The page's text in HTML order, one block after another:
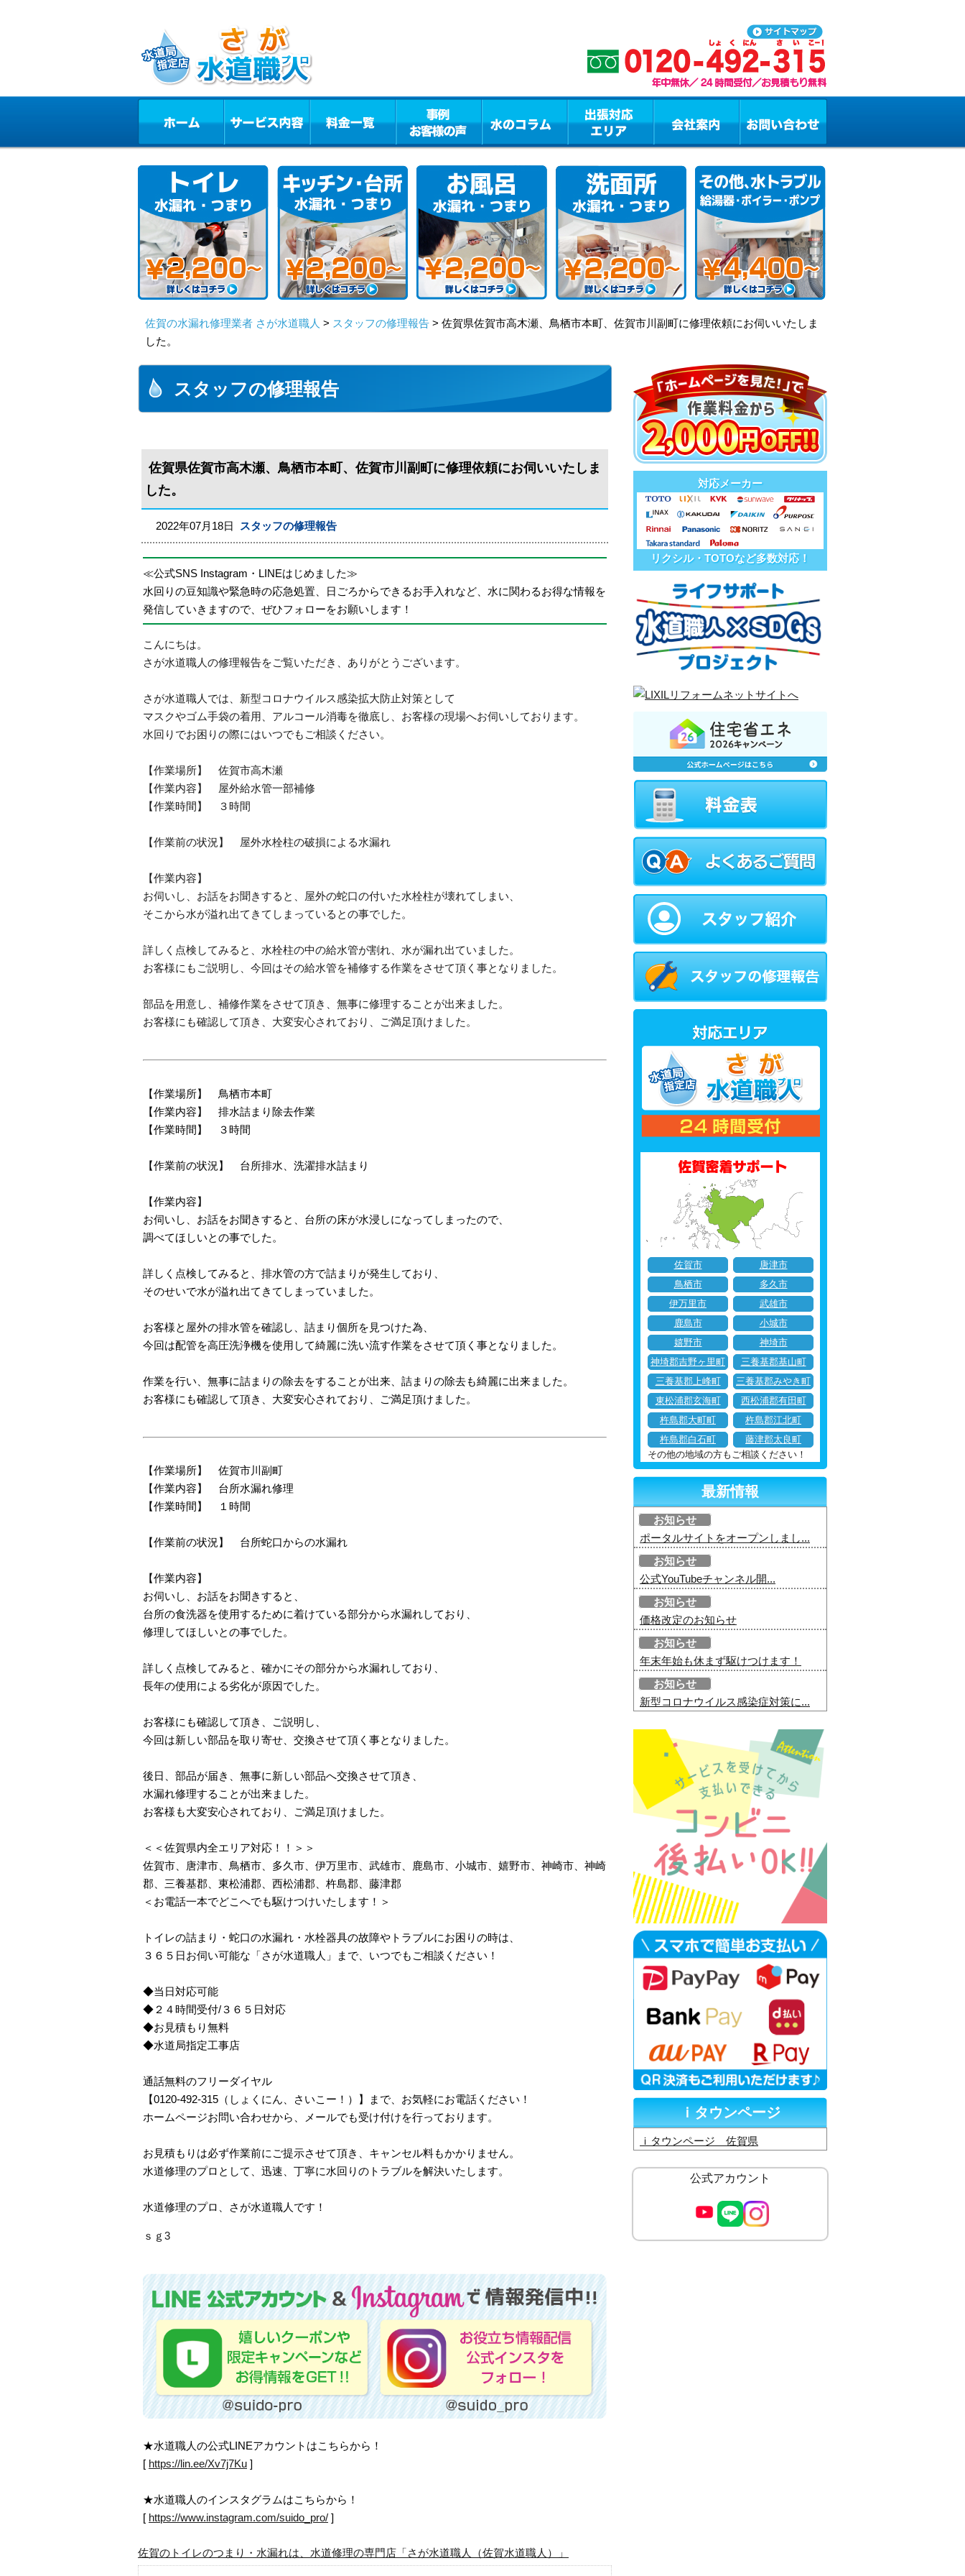
佐賀の水漏れ修理業者 さが水道職人 > スタッフの修理報告 > 佐賀県佐賀市高木瀬、鳥栖市本町、佐賀市川副町に修理依頼にお伺いいたしま
した。
スタッフの修理報告
佐賀県佐賀市高木瀬、鳥栖市本町、佐賀市川副町に修理依頼にお伺いいたしま
した。
2022年07月18日 スタッフの修理報告
≪公式SNS Instagram・LINEはじめました≫
水回りの豆知識や緊急時の応急処置、日ごろからできるお手入れなど、水に関わるお得な情報を
発信していきますので、ぜひフォローをお願いします！
こんにちは。
さが水道職人の修理報告をご覧いただき、ありがとうございます。
さが水道職人では、新型コロナウイルス感染拡大防止対策として
マスクやゴム手袋の着用、アルコール消毒を徹底し、お客様の現場へお伺いしております。
水回りでお困りの際にはいつでもご相談ください。
【作業場所】 佐賀市高木瀬
【作業内容】 屋外給水管一部補修
【作業時間】 ３時間
【作業前の状況】 屋外水栓柱の破損による水漏れ
【作業内容】
お伺いし、お話をお聞きすると、屋外の蛇口の付いた水栓柱が壊れてしまい、
そこから水が溢れ出てきてしまっているとの事でした。
詳しく点検してみると、水栓柱の中の給水管が割れ、水が漏れ出ていました。
お客様にもご説明し、今回はその給水管を補修する作業をさせて頂く事となりました。
部品を用意し、補修作業をさせて頂き、無事に修理することが出来ました。
お客様にも確認して頂き、大変安心されており、ご満足頂けました。
【作業場所】 鳥栖市本町
【作業内容】 排水詰まり除去作業
【作業時間】 ３時間
【作業前の状況】 台所排水、洗濯排水詰まり
【作業内容】
お伺いし、お話をお聞きすると、台所の床が水浸しになってしまったので、
調べてほしいとの事でした。
詳しく点検してみると、排水管の方で詰まりが発生しており、
そのせいで水が溢れ出てきてしまっていました。
お客様と屋外の排水管を確認し、詰まり個所を見つけた為、
今回は配管を高圧洗浄機を使用して綺麗に洗い流す作業をさせて頂く事となりました。
作業を行い、無事に詰まりの除去をすることが出来、詰まりの除去も綺麗に出来ました。
お客様にも確認して頂き、大変安心されており、ご満足頂けました。
【作業場所】 佐賀市川副町
【作業内容】 台所水漏れ修理
【作業時間】 １時間
【作業前の状況】 台所蛇口からの水漏れ
【作業内容】
お伺いし、お話をお聞きすると、
台所の食洗器を使用するために着けている部分から水漏れしており、
修理してほしいとの事でした。
詳しく点検してみると、確かにその部分から水漏れしており、
長年の使用による劣化が原因でした。
お客様にも確認して頂き、ご説明し、
今回は新しい部品を取り寄せ、交換させて頂く事となりました。
後日、部品が届き、無事に新しい部品へ交換させて頂き、
水漏れ修理することが出来ました。
お客様も大変安心されており、ご満足頂けました。
＜＜佐賀県内全エリア対応！！＞＞
佐賀市、唐津市、鳥栖市、多久市、伊万里市、武雄市、鹿島市、小城市、嬉野市、神崎市、神崎
郡、三養基郡、東松浦郡、西松浦郡、杵島郡、藤津郡
＜お電話一本でどこへでも駆けつけいたします！＞
トイレの詰まり・蛇口の水漏れ・水栓器具の故障やトラブルにお困りの時は、
３６５日お伺い可能な「さが水道職人」まで、いつでもご相談ください！
◆当日対応可能
◆２４時間受付/３６５日対応
◆お見積もり無料
◆水道局指定工事店
通話無料のフリーダイヤル
【0120-492-315（しょくにん、さいこー！）】まで、お気軽にお電話ください！
ホームページお問い合わせから、メールでも受け付けを行っております。
お見積もりは必ず作業前にご提示させて頂き、キャンセル料もかかりません。
水道修理のプロとして、迅速、丁寧に水回りのトラブルを解決いたします。
水道修理のプロ、さが水道職人です！
ｓｇ3
★水道職人の公式LINEアカウントはこちらから！
[ https://lin.ee/Xv7j7Ku ]
★水道職人のインスタグラムはこちらから！
[ https://www.instagram.com/suido_pro/ ]
佐賀のトイレのつまり・水漏れは、水道修理の専門店「さが水道職人（佐賀水道職人）」
対応メーカー
リクシル・TOTOなど多数対応！
佐賀市
唐津市
鳥栖市
多久市
伊万里市
武雄市
鹿島市
小城市
嬉野市
神埼市
神埼郡吉野ヶ里町
三養基郡基山町
三養基郡上峰町
三養基郡みやき町
東松浦郡玄海町
西松浦郡有田町
杵島郡大町町
杵島郡江北町
杵島郡白石町
藤津郡太良町
その他の地域の方もご相談ください！
最新情報
お知らせ
ポータルサイトをオープンしまし...
お知らせ
公式YouTubeチャンネル開...
お知らせ
価格改定のお知らせ
お知らせ
年末年始も休まず駆けつけます！
お知らせ
新型コロナウイルス感染症対策に...
ｉタウンページ
ｉタウンページ 佐賀県
公式アカウント